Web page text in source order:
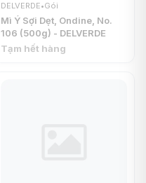
DELVERDE•Gói
Mì Ý Sợi Dẹt, Ondine, No.
106 (500g) - DELVERDE
Tạm hết hàng